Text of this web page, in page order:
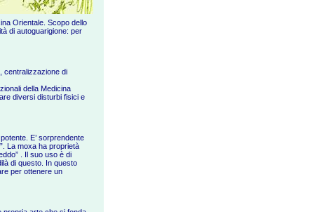
Orientale. Scopo dello
di autoguarigione: per
centralizzazione di
della Medicina
diversi disturbi fisici e
E’ sorprendente
La moxa ha proprietà
. Il suo uso è di
di questo. In questo
per ottenere un